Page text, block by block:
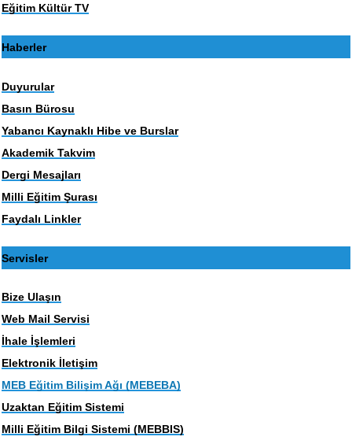
Eğitim Kültür TV
Haberler
Duyurular
Basın Bürosu
Yabancı Kaynaklı Hibe ve Burslar
Akademik Takvim
Dergi Mesajları
Milli Eğitim Şurası
Faydalı Linkler
Servisler
Bize Ulaşın
Web Mail Servisi
İhale İşlemleri
Elektronik İletişim
MEB Eğitim Bilişim Ağı (MEBEBA)
Uzaktan Eğitim Sistemi
Milli Eğitim Bilgi Sistemi (MEBBIS)